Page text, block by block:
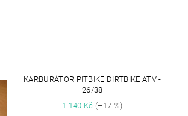
KARBURÁTOR PITBIKE DIRTBIKE ATV -
26/38
1 140 Kč(–17 %)